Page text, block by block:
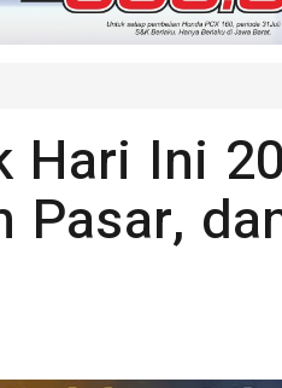
Hari Ini
Pasar,